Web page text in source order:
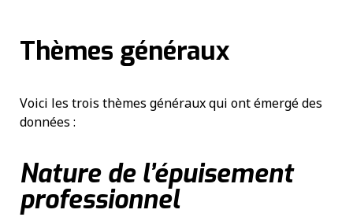
Thèmes généraux
Voici les trois thèmes généraux qui ont émergé des
données :
Nature de l’épuisement
professionnel